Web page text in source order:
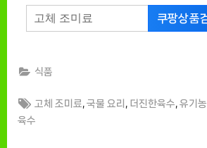
쿠팡상품
식품
Tags:
고체 조미료 ,국물 요리 더진한육수 ,유기
육수